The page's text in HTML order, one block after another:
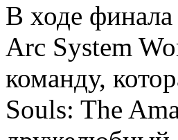
В ходе
Arc System
команду,
Souls: The